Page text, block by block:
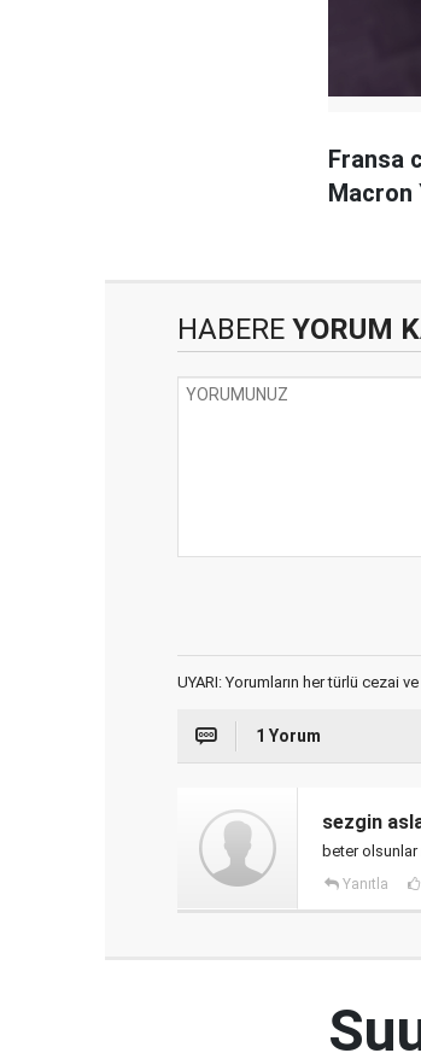
Fransa
Macron
HABERE YORUM
UYARI: Yorumların her türlü cezai
1 Yorum
sezgin
beter olsunlar
Yanıtla